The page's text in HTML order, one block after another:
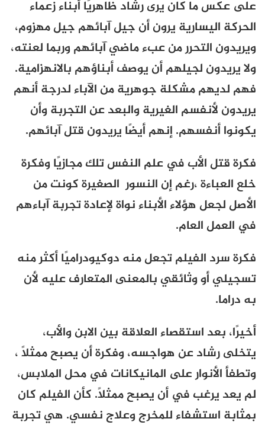
على عكس ما كان يرى رشاد ظاهريًا أبناء زعماء
الحركة اليسارية يرون أن جيل آبائهم جيل مهزوم،
ويريدون التحرر من عبء ماضي آبائهم وربما لعنته،
ولا يريدون لجيلهم أن يوصف أبناؤهم بالانهزامية.
فهم لديهم مشكلة جوهرية من الآباء لدرجة أنهم
يريدون لأنفسم الغيرية والبعد عن التجربة وأن
يكونوا أنفسهم. إنهم أيضًا يريدون قتل آبائهم.
فكرة قتل الأب في علم النفس تلك مجازيًا وفكرة
خلع العباءة ،رغم إن النسور الصغيرة كونت من
الأصل لجعل هؤلاء الأبناء نواة لإعادة تجربة آباءهم
في العمل العام.
فكرة سرد الفيلم تجعل منه دوكيودراميًا أكثر منه
تسجيلي أو وثائقي بالمعنى المتعارف عليه لأن
به دراما.
أخيرًا، بعد استقصاء العلاقة بين الابن والأب،
يتخلى رشاد عن هواجسه، وفكرة أن يصبح ممثلًا ،
وتطفأ الأنوار على المانيكانات في محل الملابس،
لم يعد يرغب في أن يصبح ممثلًا. كأن الفيلم كان
بمثابة استشفاء للمخرج وعلاج نفسي. هي تجربة